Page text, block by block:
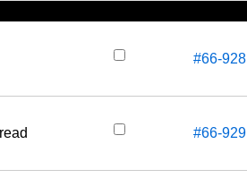
#66-928
#66-929